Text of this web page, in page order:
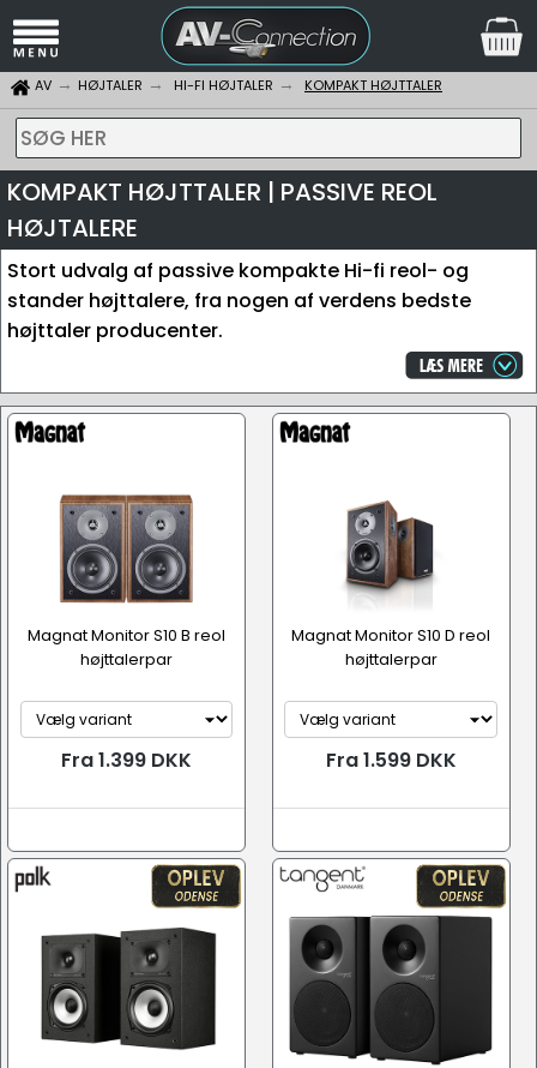
AV HØJTALER HI-FI HØJTALER KOMPAKT HØJTTALER
SØG HER
KOMPAKT HØJTTALER | PASSIVE REOL
HØJTALERE
Stort udvalg af passive kompakte Hi-fi reol- og
stander højttalere, fra nogen af verdens bedste
højttaler producenter.
Magnat Monitor S10 B reol
højttalerpar
Fra 1.399 DKK
Magnat Monitor S10 D reol
højttalerpar
Fra 1.599 DKK